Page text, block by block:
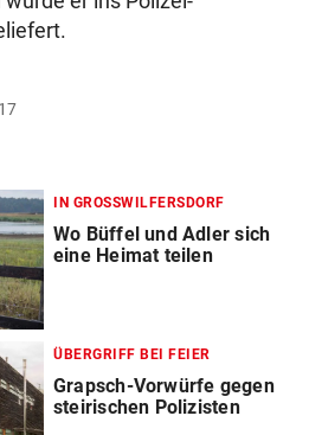
IN GROSSWILFERSDORF
Wo Büffel und Adler sich
eine Heimat teilen
ÜBERGRIFF BEI FEIER
Grapsch-Vorwürfe gegen
steirischen Polizisten